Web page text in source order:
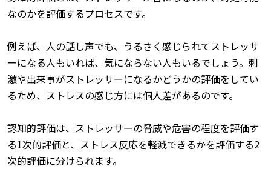
なのかを評価するプロセスです。
例えば、人の話し声でも、うるさく感じられてストレッサ
ーになる人もいれば、気にならない人もいるでしょう。刺
激や出来事がストレッサーになるかどうかの評価をしてい
るため、ストレスの感じ方には個人差があるのです。
認知的評価は、ストレッサーの脅威や危害の程度を評価す
る1次的評価と、ストレス反応を軽減できるかを評価する2
次的評価に分けられます。